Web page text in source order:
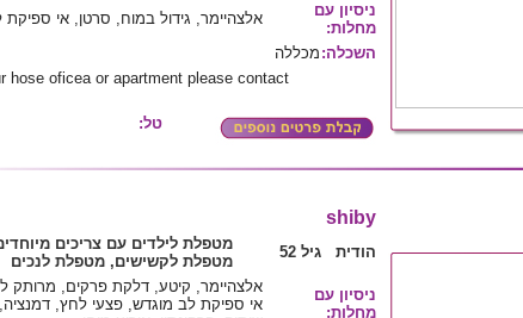
ניסיון עם
מחלות:
אלצהיימר, גידול במוח, סרטן, אי
השכלה: מכללה
hose oficea or apartment please contact
טל:
shiby
הודית גיל 52
מטפלת לילדים עם צריכים
מטפלת לקשישים, מטפלת לנכים
ניסיון עם
מחלות:
אלצהיימר, קיטע, דלקת פרקים, מרותק
אי ספיקת לב מוגדש, פצעי לחץ,